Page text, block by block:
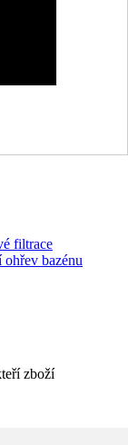
filtrace
ohřev bazénu
zboží